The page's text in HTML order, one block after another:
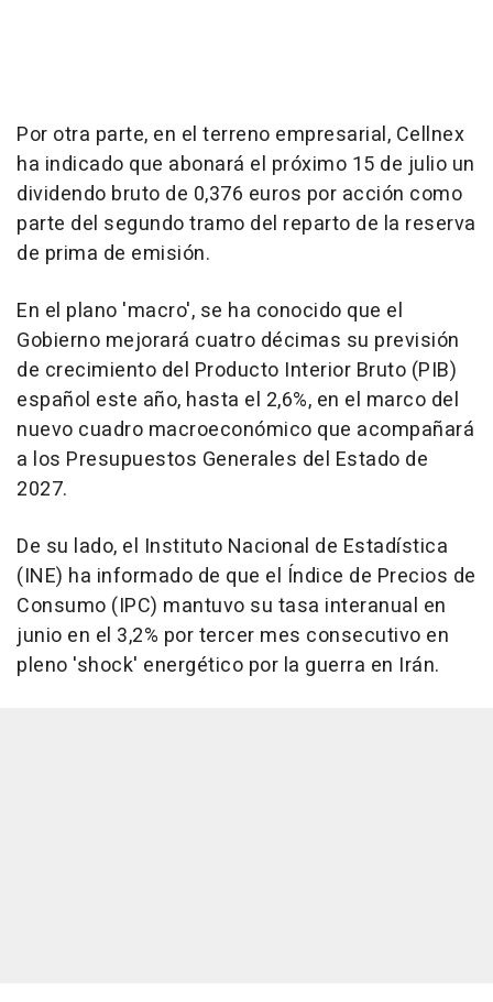
Por otra parte, en el terreno empresarial, Cellnex
ha indicado que abonará el próximo 15 de julio un
dividendo bruto de 0,376 euros por acción como
parte del segundo tramo del reparto de la reserva
de prima de emisión.
En el plano 'macro', se ha conocido que el
Gobierno mejorará cuatro décimas su previsión
de crecimiento del Producto Interior Bruto (PIB)
español este año, hasta el 2,6%, en el marco del
nuevo cuadro macroeconómico que acompañará
a los Presupuestos Generales del Estado de
2027.
De su lado, el Instituto Nacional de Estadística
(INE) ha informado de que el Índice de Precios de
Consumo (IPC) mantuvo su tasa interanual en
junio en el 3,2% por tercer mes consecutivo en
pleno 'shock' energético por la guerra en Irán.